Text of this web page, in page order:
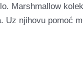
Marshmallow
njihovu pomoć